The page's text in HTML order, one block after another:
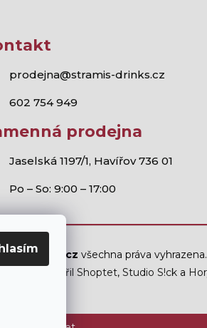
prodejna@stramis-drinks.cz
602 754 949
prodejna
Jaselská 1197/1, Havířov 736 01
Po – So: 9:00 – 17:00
Stramis.cz všechna práva vyhrazena.
Vytvořil Shoptet,Studio S!ck a